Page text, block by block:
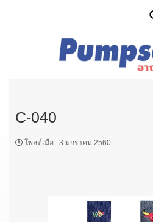
C-040
โพสต์เมื่อ : 3 มกราคม 2560